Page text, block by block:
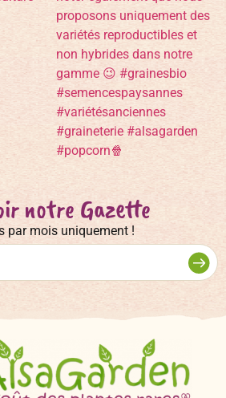
notre Gazette
par mois uniquement !